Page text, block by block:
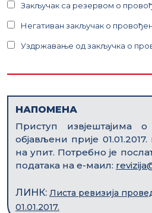
Закључак са резервом о
Негативан закључак о
Уздржавање од закључка о
НАПОМЕНА
Приступ извјештајима
објављени прије
на упит. Потребно је
података на е-маил:
ЛИНК: Листа ревизија
01.01.2017.